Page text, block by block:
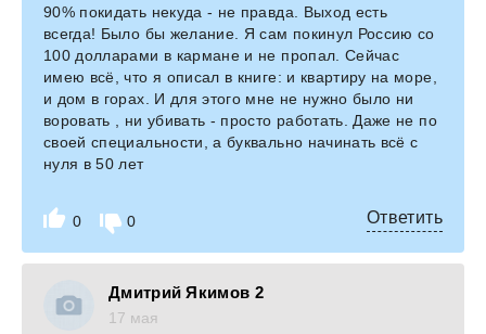
0 0
90% покидать некуда - не правда. Выход есть
всегда! Было бы желание. Я сам покинул Россию со
100 долларами в кармане и не пропал. Сейчас
имею всё, что я описал в книге: и квартиру на море,
и дом в горах. И для этого мне не нужно было ни
воровать , ни убивать - просто работать. Даже не по
своей специальности, а буквально начинать всё с
нуля в 50 лет
Ответить
Дмитрий Якимов 2
17 мая